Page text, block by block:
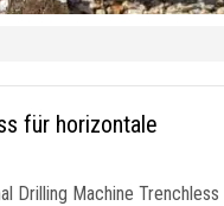
für horizontale
Drilling Machine Trenchless